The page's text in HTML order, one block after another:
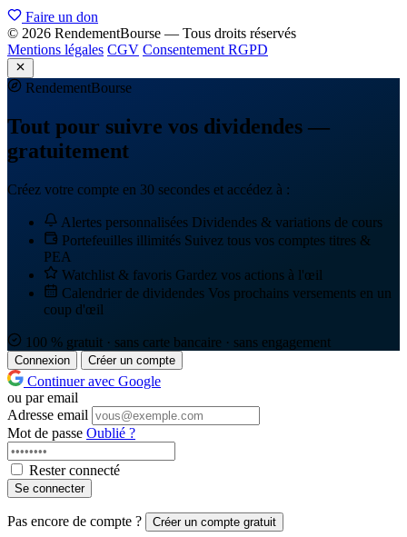
Faire un don
© 2026 RendementBourse — Tous droits réservés
Mentions légales CGV Consentement RGPD
RendementBourse
Tout pour suivre vos dividendes —
gratuitement
Créez votre compte en 30 secondes et accédez à :
Alertes personnalisées Dividendes & variations de cours
Portefeuilles illimités Suivez tous vos comptes titres &
PEA
Watchlist & favoris Gardez vos actions à l'œil
Calendrier de dividendes Vos prochains versements en un
coup d'œil
100 % gratuit · sans carte bancaire · sans engagement
Connexion Créer un compte
Continuer avec Google
ou par email
Adresse email
Mot de passe Oublié ?
Rester connecté
Se connecter
Pas encore de compte ? Créer un compte gratuit